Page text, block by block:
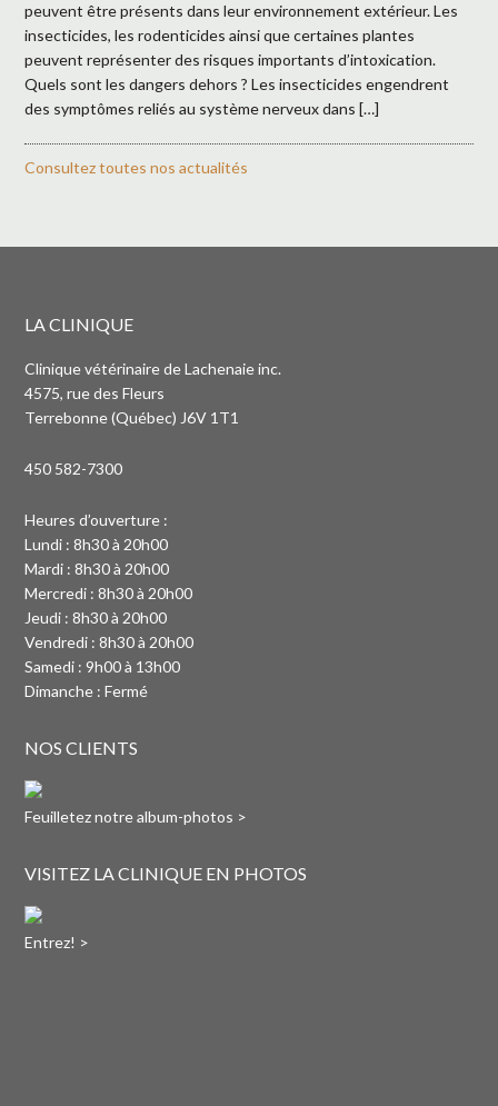
peuvent être présents dans leur environnement extérieur. Les
insecticides, les rodenticides ainsi que certaines plantes
peuvent représenter des risques importants d’intoxication.
Quels sont les dangers dehors ? Les insecticides engendrent
des symptômes reliés au système nerveux dans […]
Consultez toutes nos actualités
LA CLINIQUE
Clinique vétérinaire de Lachenaie inc.
4575, rue des Fleurs
Terrebonne (Québec) J6V 1T1
450 582-7300
Heures d’ouverture :
Lundi : 8h30 à 20h00
Mardi : 8h30 à 20h00
Mercredi : 8h30 à 20h00
Jeudi : 8h30 à 20h00
Vendredi : 8h30 à 20h00
Samedi : 9h00 à 13h00
Dimanche : Fermé
NOS CLIENTS
Feuilletez notre album-photos >
VISITEZ LA CLINIQUE EN PHOTOS
Entrez! >